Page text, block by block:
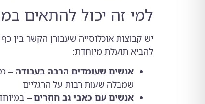
למי זה יכול להתאים
יש קבוצות אוכלוסייה שעבורן הקשר בין
להביא תועלת מיוחדת:
אנשים שעומדים הרבה בעבודה –
שמבלה שעות רבות על הרגליים
אנשים עם כאבי גב חוזרים –